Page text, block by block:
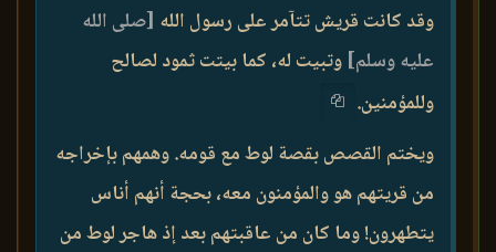
وقد كانت قريش تتآمر على رسول الله [صلى الله
عليه وسلم] وتبيت له، كما بيتت ثمود لصالح
وللمؤمنين.
ويختم القصص بقصة لوط مع قومه. وهمهم بإخراجه
من قريتهم هو والمؤمنون معه، بحجة أنهم أناس
يتطهرون! وما كان من عاقبتهم بعد إذ هاجر لوط من